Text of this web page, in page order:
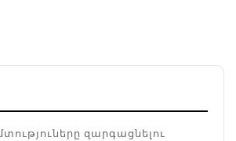
զարգացնելու